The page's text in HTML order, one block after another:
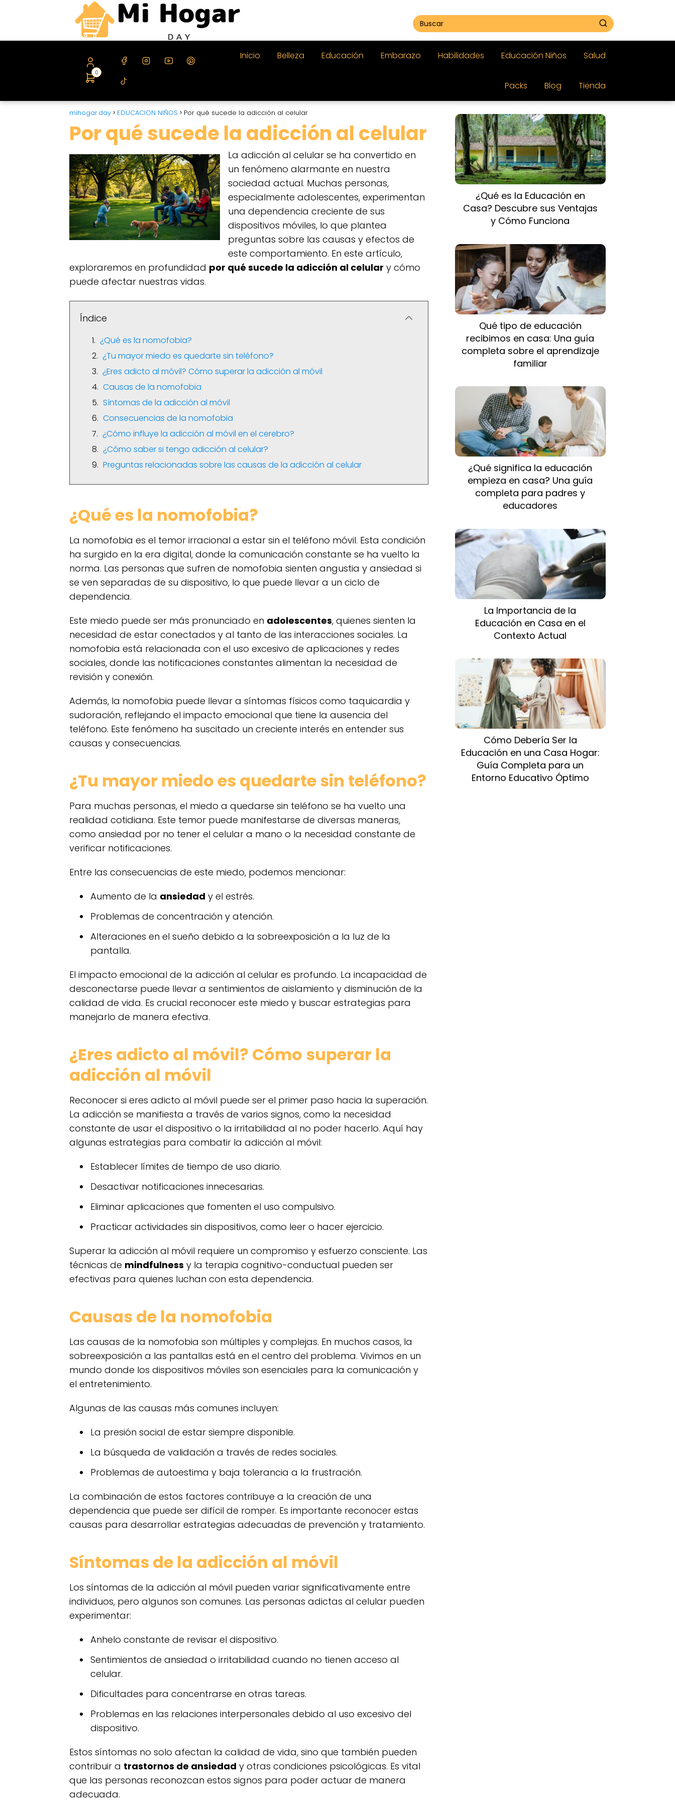
0
Inicio Belleza Educación Embarazo Habilidades Educación Niños Salud
Packs Blog Tienda
mihogar.day EDUCACION NIÑOS Por qué sucede la adicción al celular
Por qué sucede la adicción al celular
La adicción al celular se ha convertido en
un fenómeno alarmante en nuestra
sociedad actual. Muchas personas,
especialmente adolescentes, experimentan
una dependencia creciente de sus
dispositivos móviles, lo que plantea
preguntas sobre las causas y efectos de
este comportamiento. En este artículo,
exploraremos en profundidad por qué sucede la adicción al celular y cómo
puede afectar nuestras vidas.
Índice
¿Qué es la nomofobia?
¿Tu mayor miedo es quedarte sin teléfono?
¿Eres adicto al móvil? Cómo superar la adicción al móvil
Causas de la nomofobia
Síntomas de la adicción al móvil
Consecuencias de la nomofobia
¿Cómo influye la adicción al móvil en el cerebro?
¿Cómo saber si tengo adicción al celular?
Preguntas relacionadas sobre las causas de la adicción al celular
¿Qué es la nomofobia?
La nomofobia es el temor irracional a estar sin el teléfono móvil. Esta condición
ha surgido en la era digital, donde la comunicación constante se ha vuelto la
norma. Las personas que sufren de nomofobia sienten angustia y ansiedad si
se ven separadas de su dispositivo, lo que puede llevar a un ciclo de
dependencia.
Este miedo puede ser más pronunciado en adolescentes, quienes sienten la
necesidad de estar conectados y al tanto de las interacciones sociales. La
nomofobia está relacionada con el uso excesivo de aplicaciones y redes
sociales, donde las notificaciones constantes alimentan la necesidad de
revisión y conexión.
Además, la nomofobia puede llevar a síntomas físicos como taquicardia y
sudoración, reflejando el impacto emocional que tiene la ausencia del
teléfono. Este fenómeno ha suscitado un creciente interés en entender sus
causas y consecuencias.
¿Tu mayor miedo es quedarte sin teléfono?
Para muchas personas, el miedo a quedarse sin teléfono se ha vuelto una
realidad cotidiana. Este temor puede manifestarse de diversas maneras,
como ansiedad por no tener el celular a mano o la necesidad constante de
verificar notificaciones.
Entre las consecuencias de este miedo, podemos mencionar:
Aumento de la ansiedad y el estrés.
Problemas de concentración y atención.
Alteraciones en el sueño debido a la sobreexposición a la luz de la
pantalla.
El impacto emocional de la adicción al celular es profundo. La incapacidad de
desconectarse puede llevar a sentimientos de aislamiento y disminución de la
calidad de vida. Es crucial reconocer este miedo y buscar estrategias para
manejarlo de manera efectiva.
¿Eres adicto al móvil? Cómo superar la
adicción al móvil
Reconocer si eres adicto al móvil puede ser el primer paso hacia la superación.
La adicción se manifiesta a través de varios signos, como la necesidad
constante de usar el dispositivo o la irritabilidad al no poder hacerlo. Aquí hay
algunas estrategias para combatir la adicción al móvil:
Establecer límites de tiempo de uso diario.
Desactivar notificaciones innecesarias.
Eliminar aplicaciones que fomenten el uso compulsivo.
Practicar actividades sin dispositivos, como leer o hacer ejercicio.
Superar la adicción al móvil requiere un compromiso y esfuerzo consciente. Las
técnicas de mindfulness y la terapia cognitivo-conductual pueden ser
efectivas para quienes luchan con esta dependencia.
Causas de la nomofobia
Las causas de la nomofobia son múltiples y complejas. En muchos casos, la
sobreexposición a las pantallas está en el centro del problema. Vivimos en un
mundo donde los dispositivos móviles son esenciales para la comunicación y
el entretenimiento.
Algunas de las causas más comunes incluyen:
La presión social de estar siempre disponible.
La búsqueda de validación a través de redes sociales.
Problemas de autoestima y baja tolerancia a la frustración.
La combinación de estos factores contribuye a la creación de una
dependencia que puede ser difícil de romper. Es importante reconocer estas
causas para desarrollar estrategias adecuadas de prevención y tratamiento.
Síntomas de la adicción al móvil
Los síntomas de la adicción al móvil pueden variar significativamente entre
individuos, pero algunos son comunes. Las personas adictas al celular pueden
experimentar:
Anhelo constante de revisar el dispositivo.
Sentimientos de ansiedad o irritabilidad cuando no tienen acceso al
celular.
Dificultades para concentrarse en otras tareas.
Problemas en las relaciones interpersonales debido al uso excesivo del
dispositivo.
Estos síntomas no solo afectan la calidad de vida, sino que también pueden
contribuir a trastornos de ansiedad y otras condiciones psicológicas. Es vital
que las personas reconozcan estos signos para poder actuar de manera
adecuada.
¿Qué es la Educación en
Casa? Descubre sus Ventajas
y Cómo Funciona
Qué tipo de educación
recibimos en casa: Una guía
completa sobre el aprendizaje
familiar
¿Qué significa la educación
empieza en casa? Una guía
completa para padres y
educadores
La Importancia de la
Educación en Casa en el
Contexto Actual
Cómo Debería Ser la
Educación en una Casa Hogar:
Guía Completa para un
Entorno Educativo Óptimo